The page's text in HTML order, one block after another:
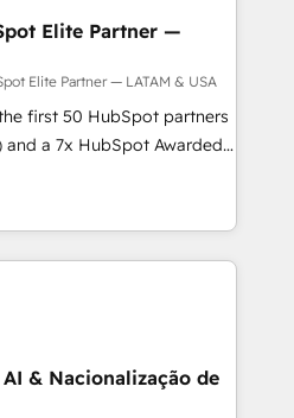
Marketing -
CMS Website
by providing transparent,
HubSpot
strategic guidance you
Elite Partner —
Elite Partner — LATAM & USA
first 50 HubSpot partners
a 7x HubSpot Awarded
across the U.S.,
global expertise with
we are Brazil’s largest
by companies across
Onboarding across all
and more. Custom
integrations built for
& Nacionalização de